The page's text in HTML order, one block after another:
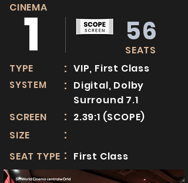
1
CINEMA
TYPE
SYSTEM
SCREEN
:
:
:
VIP, First Class
Digital, Dolby
Surround 7.1
2.39:1 (SCOPE)
SEATS
56
SIZE :
SEAT TYPE : First Class